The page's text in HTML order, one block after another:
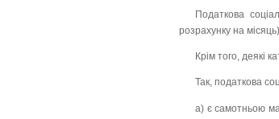
Податкова
розрахунку на
Крім того, деякі
Так, податкова
а) є самотньою